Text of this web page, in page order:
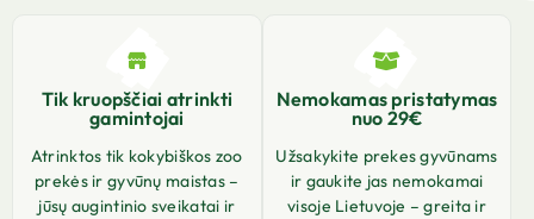
Tik kruopščiai atrinkti
gamintojai
Atrinktos tik kokybiškos zoo
prekės ir gyvūnų maistas –
jūsų augintinio sveikatai ir
Nemokamas pristatymas
nuo 29€
Užsakykite prekes gyvūnams
ir gaukite jas nemokamai
visoje Lietuvoje – greita ir